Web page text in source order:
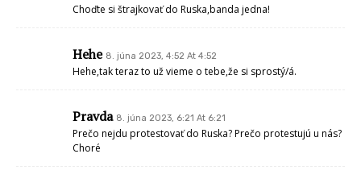
Choďte si štrajkovať do Ruska,banda jedna!
Hehe 8. júna 2023, 4:52 At 4:52
Hehe,tak teraz to už vieme o tebe,že si sprostý/á.
Pravda 8. júna 2023, 6:21 At 6:21
Prečo nejdu protestovať do Ruska? Prečo protestujú u nás?
Choré